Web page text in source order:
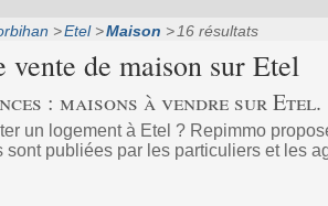
Etel Maison 16 résultats
vente de maison sur Etel
: maisons à vendre sur Etel.
un logement à Etel ? Repimmo
sont publiées par les particuliers et les